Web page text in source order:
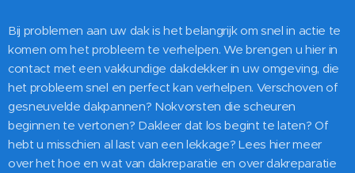
Bij problemen aan uw dak is het belangrijk om snel in actie te
komen om het probleem te verhelpen. We brengen u hier in
contact met een vakkundige dakdekker in uw omgeving, die
het probleem snel en perfect kan verhelpen. Verschoven of
gesneuvelde dakpannen? Nokvorsten die scheuren
beginnen te vertonen? Dakleer dat los begint te laten? Of
hebt u misschien al last van een lekkage? Lees hier meer
over het hoe en wat van dakreparatie en over dakreparatie